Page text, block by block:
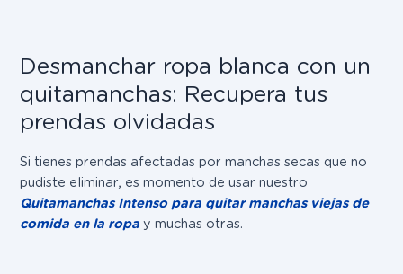
Desmanchar ropa blanca con un
quitamanchas: Recupera tus
prendas olvidadas
Si tienes prendas afectadas por manchas secas que no
pudiste eliminar, es momento de usar nuestro
Quitamanchas Intenso para quitar manchas viejas de
comida en la ropa y muchas otras.